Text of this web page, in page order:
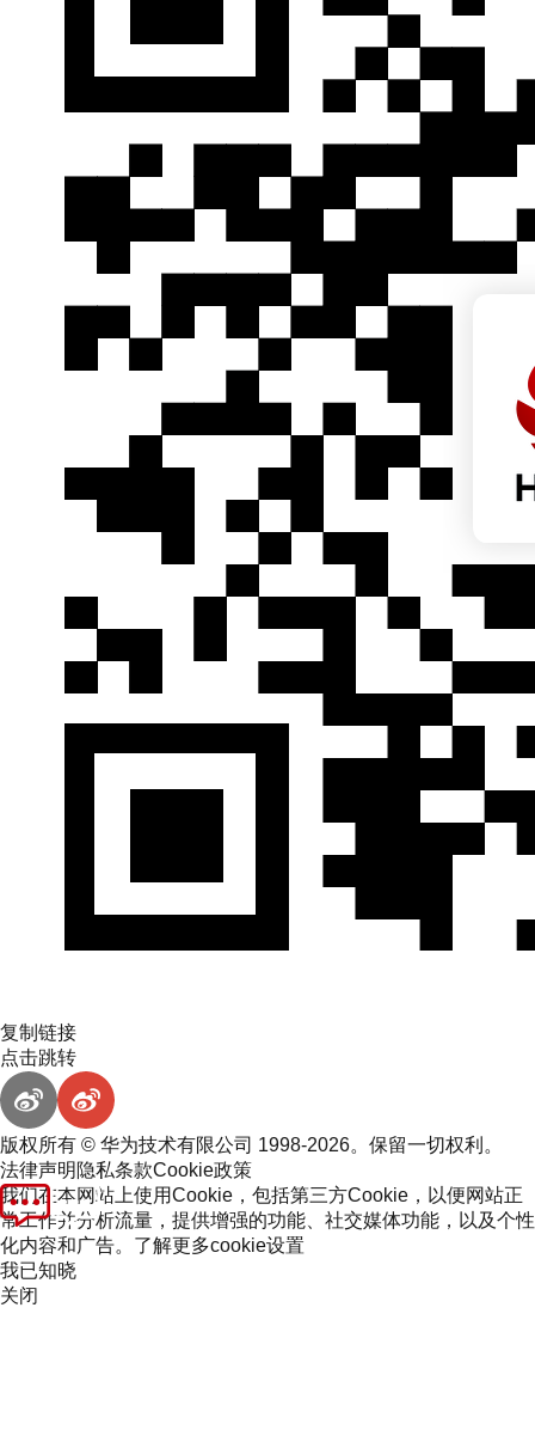
复制链接
点击跳转
版权所有 © 华为技术有限公司 1998-2026。保留一切权利。
法律声明 隐私条款Cookie政策
我们在本网站上使用Cookie，包括第三方Cookie，以便网站正
常工作并分析流量，提供增强的功能、社交媒体功能，以及个性
化内容和广告。 了解更多cookie设置
我已知晓
关闭